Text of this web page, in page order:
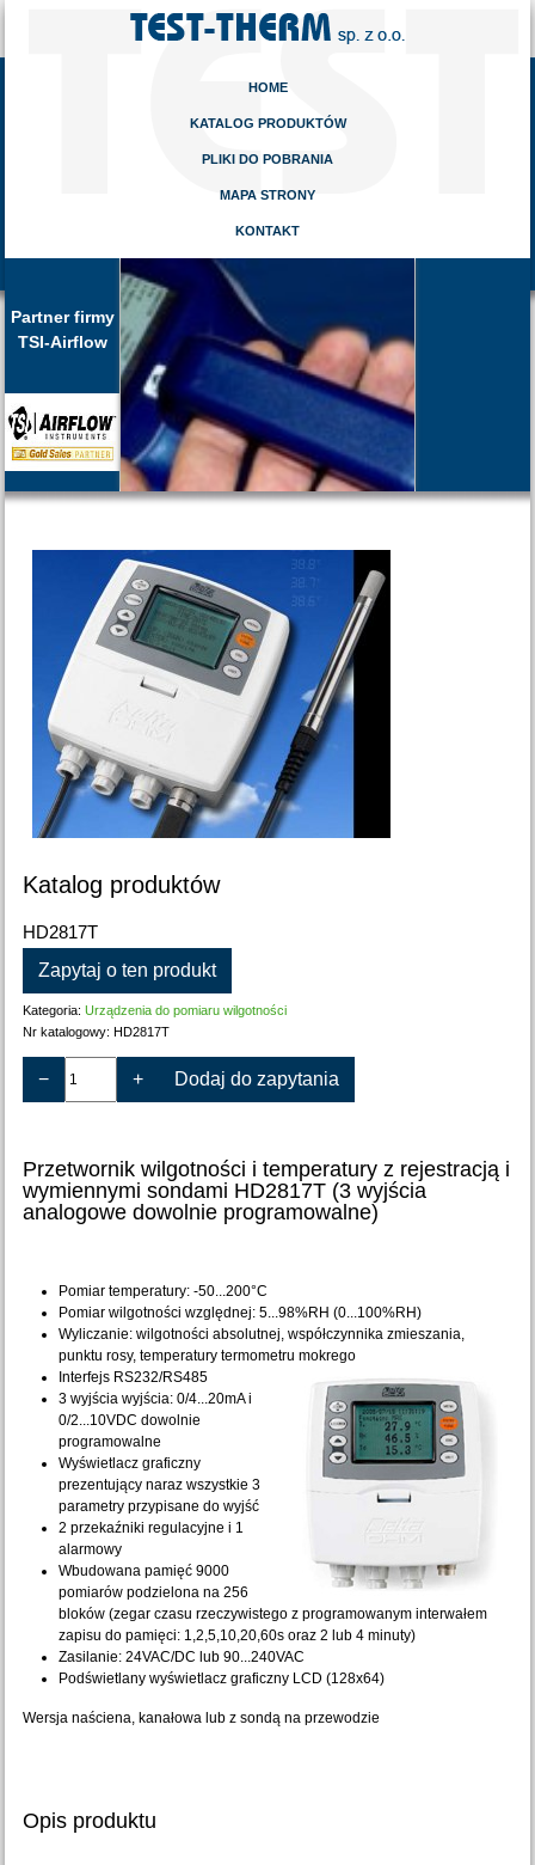
HOME
KATALOG PRODUKTÓW
PLIKI DO POBRANIA
MAPA STRONY
KONTAKT
Partner firmy
TSI-Airflow
Katalog produktów
HD2817T
Zapytaj o ten produkt
Kategoria:Urządzenia do pomiaru wilgotności
Nr katalogowy:HD2817T
− + Dodaj do zapytania
Przetwornik wilgotności i temperatury z rejestracją i
wymiennymi sondami HD2817T (3 wyjścia
analogowe dowolnie programowalne)
Pomiar temperatury: -50...200°C
Pomiar wilgotności względnej: 5...98%RH (0...100%RH)
Wyliczanie: wilgotności absolutnej, współczynnika zmieszania,
punktu rosy, temperatury termometru mokrego
Interfejs RS232/RS485
3 wyjścia wyjścia: 0/4...20mA i
0/2...10VDC dowolnie
programowalne
Wyświetlacz graficzny
prezentujący naraz wszystkie 3
parametry przypisane do wyjść
2 przekaźniki regulacyjne i 1
alarmowy
Wbudowana pamięć 9000
pomiarów podzielona na 256
bloków (zegar czasu rzeczywistego z programowanym interwałem
zapisu do pamięci: 1,2,5,10,20,60s oraz 2 lub 4 minuty)
Zasilanie: 24VAC/DC lub 90...240VAC
Podświetlany wyświetlacz graficzny LCD (128x64)
Wersja naściena, kanałowa lub z sondą na przewodzie
Opis produktu